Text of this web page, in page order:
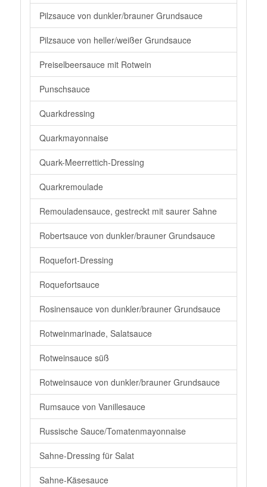
Pilzsauce von dunkler/brauner Grundsauce
Pilzsauce von heller/weißer Grundsauce
Preiselbeersauce mit Rotwein
Punschsauce
Quarkdressing
Quarkmayonnaise
Quark-Meerrettich-Dressing
Quarkremoulade
Remouladensauce, gestreckt mit saurer Sahne
Robertsauce von dunkler/brauner Grundsauce
Roquefort-Dressing
Roquefortsauce
Rosinensauce von dunkler/brauner Grundsauce
Rotweinmarinade, Salatsauce
Rotweinsauce süß
Rotweinsauce von dunkler/brauner Grundsauce
Rumsauce von Vanillesauce
Russische Sauce/Tomatenmayonnaise
Sahne-Dressing für Salat
Sahne-Käsesauce